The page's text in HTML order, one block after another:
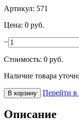
Артикул: 571
Цена: 0 руб.
−
Стоимость: 0 руб.
Наличие товара
В корзину Перейти в
Описание